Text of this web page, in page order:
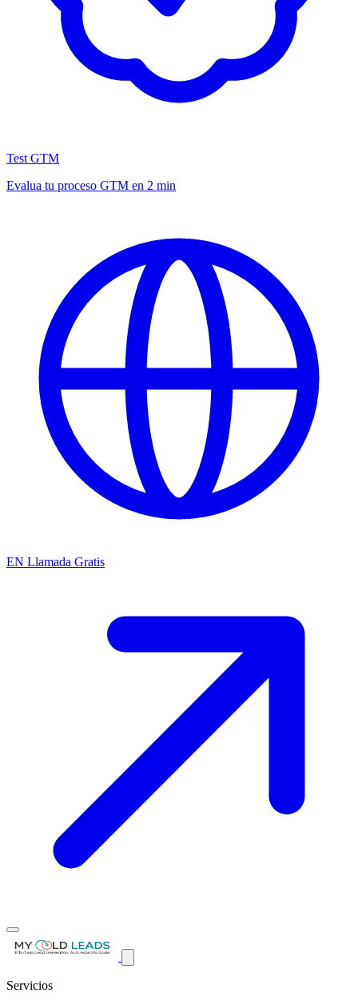
Test GTM
Evalua tu proceso GTM en 2 min
EN Llamada Gratis
Servicios